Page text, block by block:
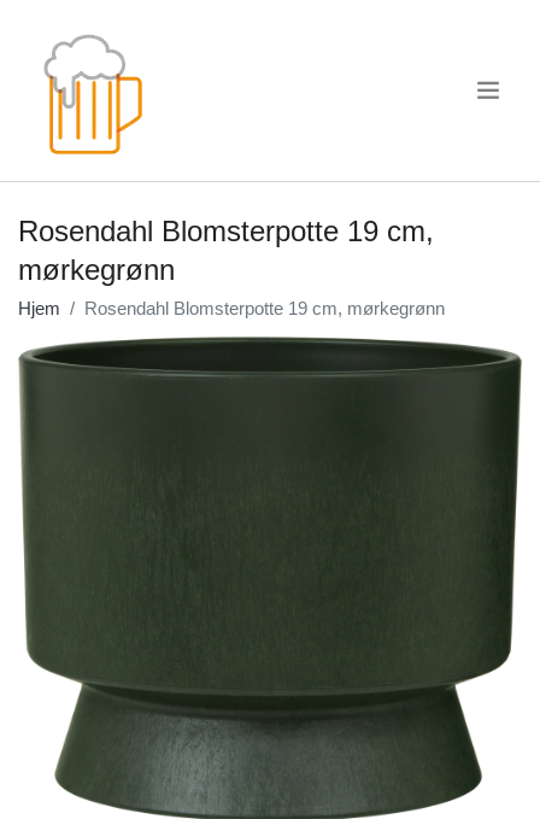
Rosendahl Blomsterpotte 19 cm,
mørkegrønn
Hjem Rosendahl Blomsterpotte 19 cm, mørkegrønn